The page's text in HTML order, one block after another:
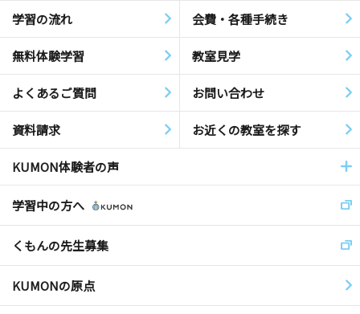
学習の流れ 会費・各種手続き
無料体験学習 教室見学
よくあるご質問 お問い合わせ
資料請求 お近くの教室を探す
KUMON体験者の声
学習中の方へ
くもんの先生募集
KUMONの原点